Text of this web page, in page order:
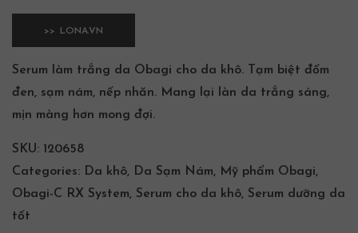
>> LONA.VN
Serum làm trắng da Obagi cho da khô. Tạm biệt đốm
đen, sạm nám, nếp nhăn. Mang lại làn da trắng sáng,
mịn màng hơn mong đợi.
SKU: 120658
Categories: Da khô, Da Sạm Nám, Mỹ phẩm Obagi,
Obagi-C RX System, Serum cho da khô, Serum dưỡng da
tốt